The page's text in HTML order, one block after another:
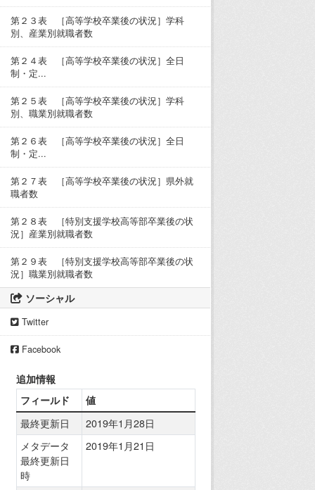
第２３表 ［高等学校卒業後の状況］学科
別、産業別就職者数
第２４表 ［高等学校卒業後の状況］全日
制・定...
第２５表 ［高等学校卒業後の状況］学科
別、職業別就職者数
第２６表 ［高等学校卒業後の状況］全日
制・定...
第２７表 ［高等学校卒業後の状況］県外就
職者数
第２８表 ［特別支援学校高等部卒業後の状
況］産業別就職者数
第２９表 ［特別支援学校高等部卒業後の状
況］職業別就職者数
ソーシャル
Twitter
Facebook
追加情報
フィールド
値
最終更新日
2019年1月28日
メタデータ
最終更新日
時
2019年1月21日